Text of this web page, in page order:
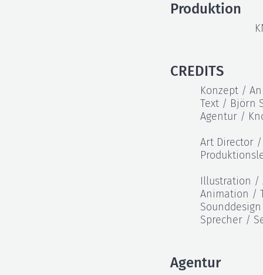
Produktion
CREDITS
Konzept /
Text / Björn
Agentur /
Art Director
Illustration /
Animation /
Sprecher /
Agentur